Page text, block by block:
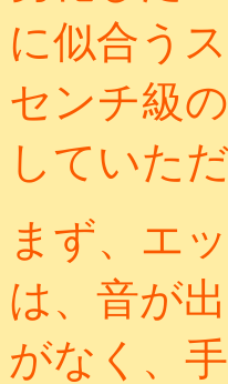
に似合う
センチ級
していた
まず、エ
は、音が
がなく、